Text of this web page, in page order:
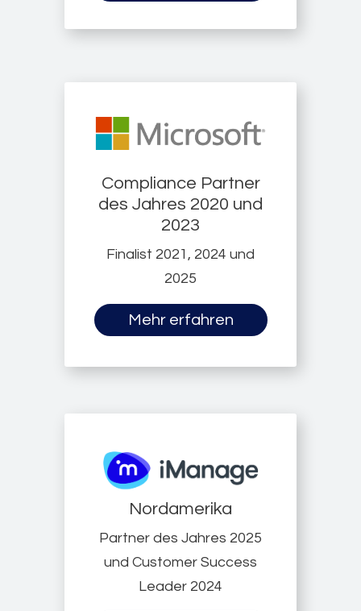
Compliance Partner
des Jahres 2020 und
2023
Finalist 2021, 2024 und
2025
Mehr erfahren
Nordamerika
Partner des Jahres 2025
und Customer Success
Leader 2024